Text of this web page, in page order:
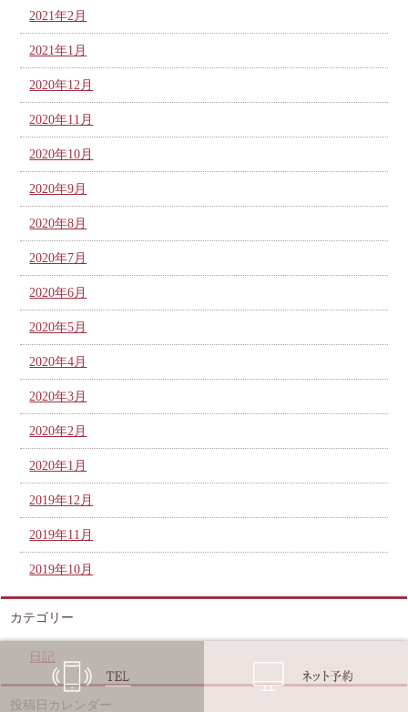
2021年2月
2021年1月
2020年12月
2020年11月
2020年10月
2020年9月
2020年8月
2020年7月
2020年6月
2020年5月
2020年4月
2020年3月
2020年2月
2020年1月
2019年12月
2019年11月
2019年10月
カテゴリー
日記
投稿日カレンダー